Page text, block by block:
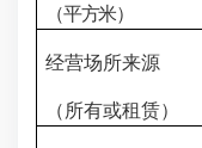
（平方米）
经营场所来源
（所有或租赁）